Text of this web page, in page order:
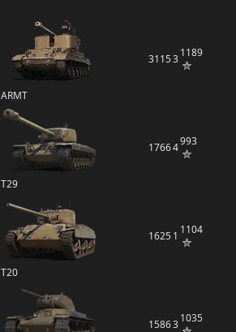
ARMT
311531189
T29
17664993
T20
16251 1104
158631035